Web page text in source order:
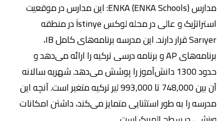
مدارس ENKA (ENKA Schools): این مدارس در موقعیت
استراتژیک و عالی در محله لوکس İstinye در منطقه
Sarıyer قرار دارند. این مدرسه برنامه‌های کامل IB،
برنامه‌های AP و برنامه درسی ترکیه را ارائه می‌دهد و
حدود 1300 دانش‌آموز را پوشش می‌دهد. شهریه سالانه
آن بین 748,000 تا 993,000 لیر ترکیه متغیر است. آنچه این
مدرسه را به طور استثنایی متمایز می‌کند، داشتن امکانات